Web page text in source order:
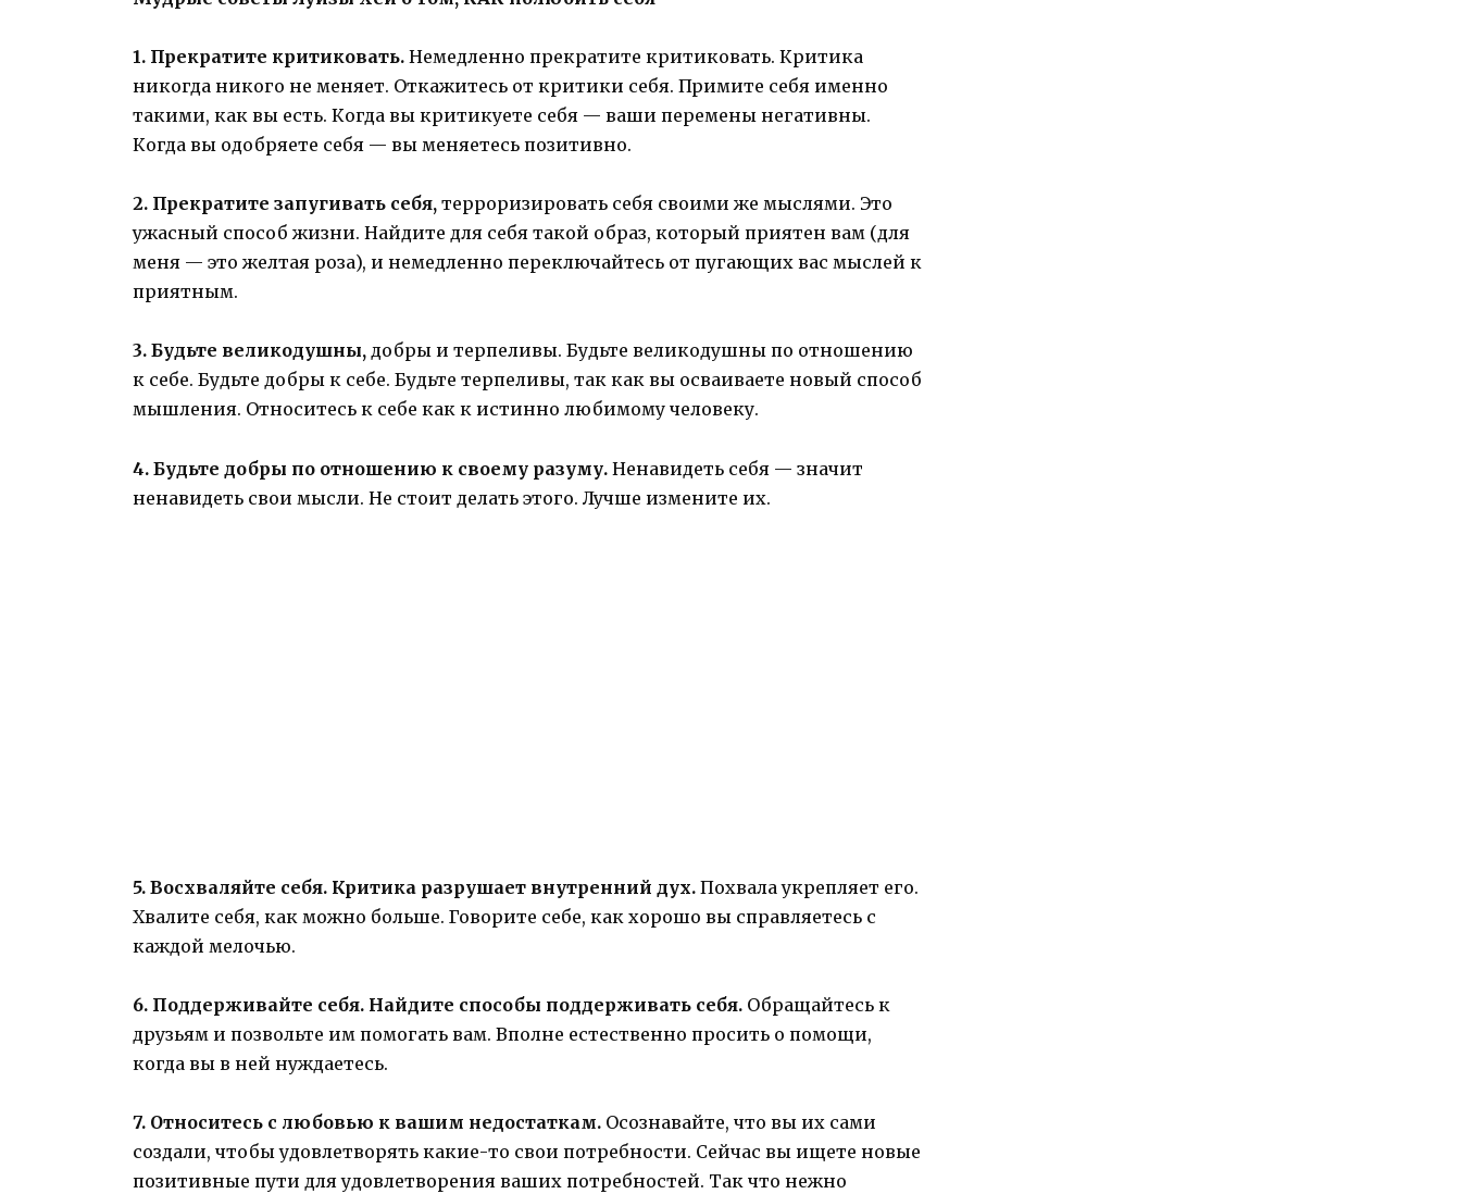
1. Прекратите критиковать. Немедленно прекратите критиковать. Критика
никогда никого не меняет. Откажитесь от критики себя. Примите себя именно
такими, как вы есть. Когда вы критикуете себя — ваши перемены негативны.
Когда вы одобряете себя — вы меняетесь позитивно.
2. Прекратите запугивать себя, терроризировать себя своими же мыслями. Это
ужасный способ жизни. Найдите для себя такой образ, который приятен вам (для
меня — это желтая роза), и немедленно переключайтесь от пугающих вас мыслей к
приятным.
3. Будьте великодушны, добры и терпеливы. Будьте великодушны по отношению
к себе. Будьте добры к себе. Будьте терпеливы, так как вы осваиваете новый способ
мышления. Относитесь к себе как к истинно любимому человеку.
4. Будьте добры по отношению к своему разуму. Ненавидеть себя — значит
ненавидеть свои мысли. Не стоит делать этого. Лучше измените их.
5. Восхваляйте себя. Критика разрушает внутренний дух. Похвала укрепляет его.
Хвалите себя, как можно больше. Говорите себе, как хорошо вы справляетесь с
каждой мелочью.
6. Поддерживайте себя. Найдите способы поддерживать себя. Обращайтесь к
друзьям и позвольте им помогать вам. Вполне естественно просить о помощи,
когда вы в ней нуждаетесь.
7. Относитесь с любовью к вашим недостаткам. Осознавайте, что вы их сами
создали, чтобы удовлетворять какие-то свои потребности. Сейчас вы ищете новые
позитивные пути для удовлетворения ваших потребностей. Так что нежно